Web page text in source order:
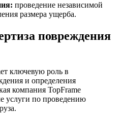
проведение независимой
размера ущерба.
повреждения
ключевую роль в
и определения
компания TopFrame
услуги по проведению